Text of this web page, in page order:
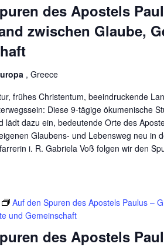
des Apostels
zwischen Glaube,
, Greece
frühes Christentum, beeindruckende
Diese 9-tägige ökumenische
lädt dazu ein, bedeutende Orte des
Glaubens- und Lebensweg neu in
i. R. Gabriela Voß folgen wir den
des Apostels
Auf den Spuren des Apostels Paulus –
und Gemeinschaft